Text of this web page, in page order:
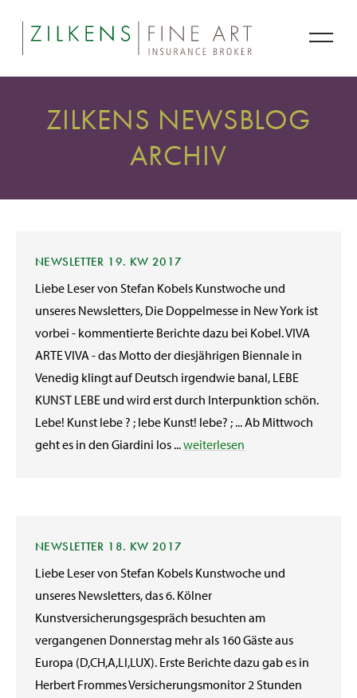
ZILKENS NEWSBLOG
ARCHIV
NEWSLETTER 19. KW 2017
Liebe Leser von Stefan Kobels Kunstwoche und
unseres Newsletters, Die Doppelmesse in New York ist
vorbei - kommentierte Berichte dazu bei Kobel. VIVA
ARTE VIVA - das Motto der diesjährigen Biennale in
Venedig klingt auf Deutsch irgendwie banal, LEBE
KUNST LEBE und wird erst durch Interpunktion schön.
Lebe! Kunst lebe ? ; lebe Kunst! lebe? ; ... Ab Mittwoch
geht es in den Giardini los ...weiterlesen
NEWSLETTER 18. KW 2017
Liebe Leser von Stefan Kobels Kunstwoche und
unseres Newsletters, das 6. Kölner
Kunstversicherungsgespräch besuchten am
vergangenen Donnerstag mehr als 160 Gäste aus
Europa (D,CH,A,LI,LUX). Erste Berichte dazu gab es in
Herbert Frommes Versicherungsmonitor 2 Stunden